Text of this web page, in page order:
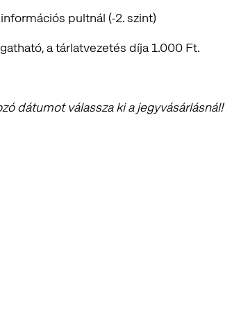
pultnál (-2. szint)
a tárlatvezetés díja 1.000 Ft.
dátumot válassza ki a jegyvásárlásnál!